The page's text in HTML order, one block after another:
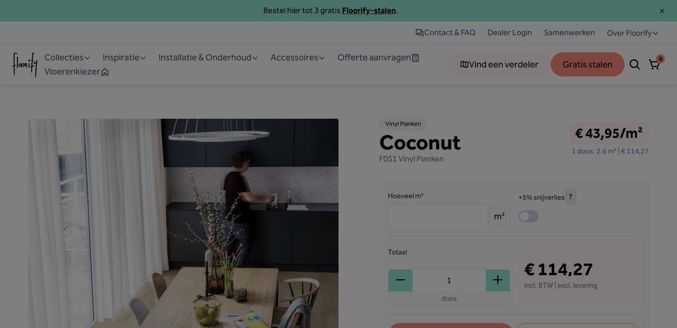
Bestel hier tot 3 gratis Floorify-stalen.
Contact & FAQ Dealer Login Samenwerken Over Floorify
Collecties Inspiratie Installatie & Onderhoud Accessoires
Offerte aanvragen
Vloerenkiezer
Vind een verdeler Gratis stalen 0
Vinyl Planken
Coconut
F051 Vinyl Planken
€ 43,95/m²
1 doos: 2.6 m² | € 114,27
Hoeveel m²
m²
+5% snijverlies ?
Totaal
doos
€ 114,27
Incl. BTW | excl. levering